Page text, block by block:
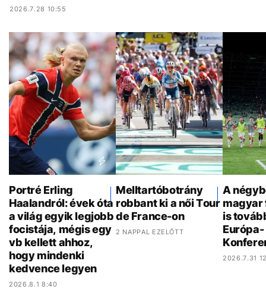
2026.7.28 10:55
Portré Erling
Haalandról: évek óta
a világ egyik legjobb
focistája, mégis egy
vb kellett ahhoz,
hogy mindenki
kedvence legyen
2026.8.1 8:40
Melltartóbotrány
robbant ki a női Tour
de France-on
2 NAPPAL EZELŐTT
A
magyar
is
Európa-
2026.7.31